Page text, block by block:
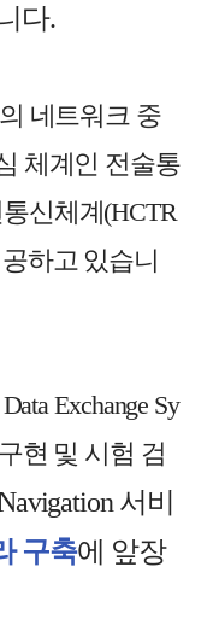
다.
네트워크 중
체계인 전술통
신체계(HCTR
하고 있습니
Exchange Sy
현 및 시험 검
서비
구축에 앞장